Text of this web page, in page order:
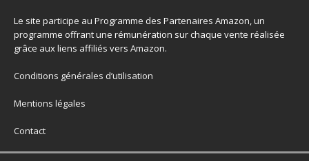
Le site participe au Programme des Partenaires Amazon, un
programme offrant une rémunération sur chaque vente réalisée
grâce aux liens affiliés vers Amazon.
Conditions générales d’utilisation
Mentions légales
Contact